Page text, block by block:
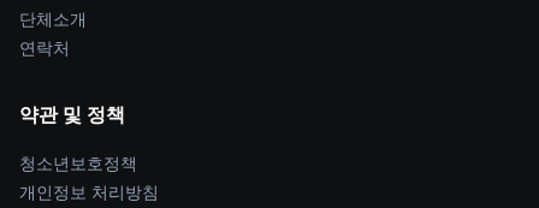
단체소개
연락처
약관 및 정책
청소년보호정책
개인정보 처리방침